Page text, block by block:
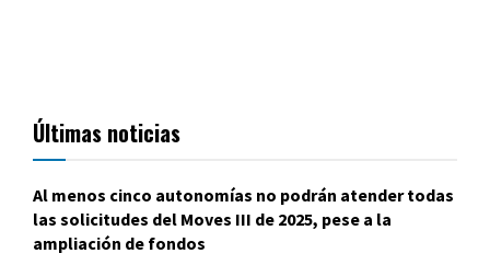
Últimas noticias
Al menos cinco autonomías no podrán atender todas
las solicitudes del Moves III de 2025, pese a la
ampliación de fondos